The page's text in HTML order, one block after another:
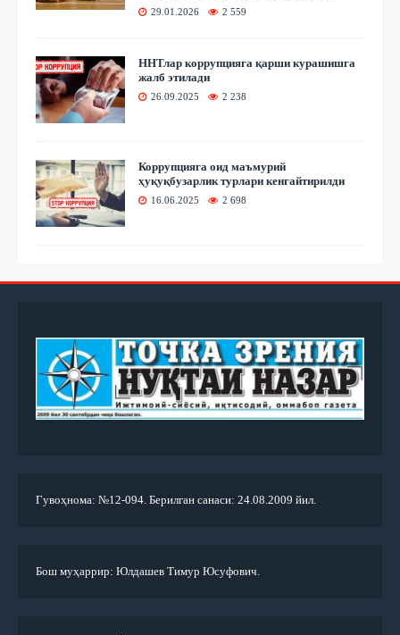
29.01.2026 2 559
ННТлар коррупцияга қарши курашишга
жалб этилади
26.09.2025 2 238
Коррупцияга оид маъмурий
ҳуқуқбузарлик турлари кенгайтирилди
16.06.2025 2 698
Гувоҳнома: №12-094. Берилган санаси: 24.08.2009 йил.
Бош муҳаррир: Юлдашев Тимур Юсуфович.